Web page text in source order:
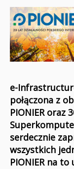
e-
połączona z
PIONIER oraz
serdecznie
wszystkich
PIONIER na